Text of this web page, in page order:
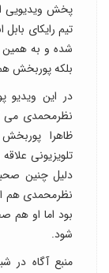
پخش ویدیویی
تیم رایکای
شده و به همین
بلکه پوربخش
در این ویدیو
نظرمحمدی می
ظاهرا
تلویزیونی
دلیل چنین
نظرمحمدی هم
بود اما او هم
شود.
منبع آگاه در